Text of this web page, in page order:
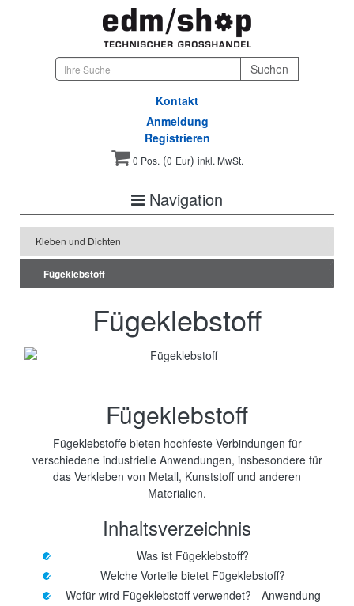
Kontakt
Anmeldung
Registrieren
0 Pos.(0 Eur) inkl. MwSt.
Navigation
Kleben und Dichten
Fügeklebstoff
Fügeklebstoff
Fügeklebstoff
Fügeklebstoffe bieten hochfeste Verbindungen für
verschiedene industrielle Anwendungen, insbesondere für
das Verkleben von Metall, Kunststoff und anderen
Materialien.
Inhaltsverzeichnis
Was ist Fügeklebstoff?
Welche Vorteile bietet Fügeklebstoff?
Wofür wird Fügeklebstoff verwendet? - Anwendung